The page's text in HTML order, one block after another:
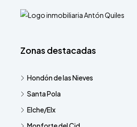
Zonas destacadas
Hondón de las Nieves
Santa Pola
Elche/Elx